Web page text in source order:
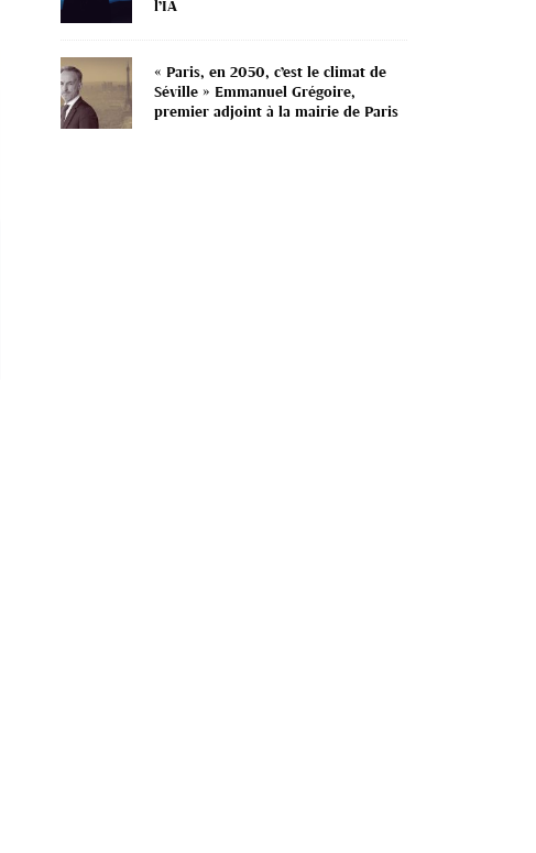
l’IA
« Paris, en 2050, c’est le climat de
Séville » Emmanuel Grégoire,
premier adjoint à la mairie de Paris